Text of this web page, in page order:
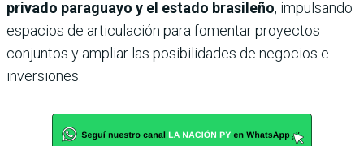
privado paraguayo y el estado brasileño, impulsando
espacios de articulación para fomentar proyectos
conjuntos y ampliar las posibilidades de negocios e
inversiones.